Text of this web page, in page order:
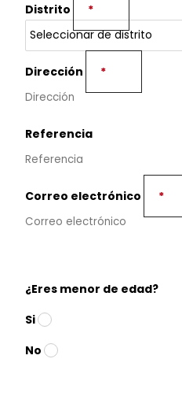
Distrito *
Dirección *
Referencia
Correo electrónico *
¿Eres menor de edad?
Si
No